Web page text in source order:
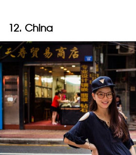
12. China